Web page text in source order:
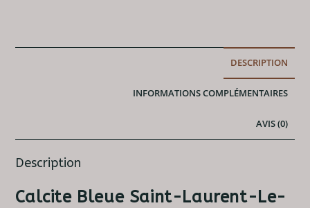
DESCRIPTION
INFORMATIONS COMPLÉMENTAIRES
AVIS (0)
Description
Calcite Bleue Saint-Laurent-Le-